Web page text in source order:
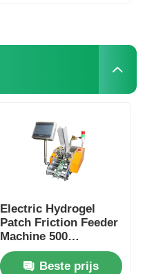
Electric Hydrogel
Patch Friction Feeder
Machine 500
Sheets/Min
Beste prijs